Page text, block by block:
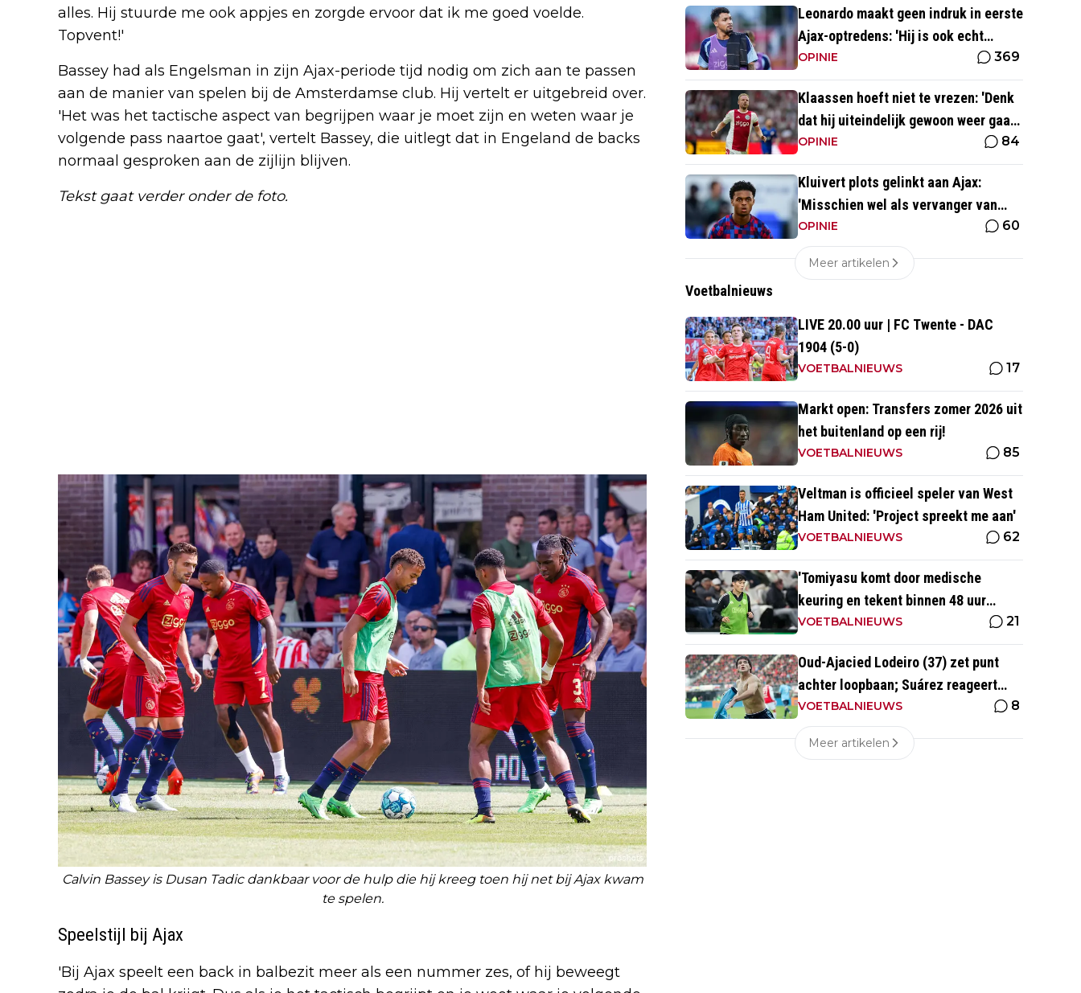
alles. Hij stuurde me ook appjes en zorgde ervoor dat ik me goed voelde.
Topvent!'
Bassey had als Engelsman in zijn Ajax-periode tijd nodig om zich aan te passen
aan de manier van spelen bij de Amsterdamse club. Hij vertelt er uitgebreid over.
'Het was het tactische aspect van begrijpen waar je moet zijn en weten waar je
volgende pass naartoe gaat', vertelt Bassey, die uitlegt dat in Engeland de backs
normaal gesproken aan de zijlijn blijven.
Tekst gaat verder onder de foto.
Calvin Bassey is Dusan Tadic dankbaar voor de hulp die hij kreeg toen hij net bij Ajax kwam
te spelen.
Speelstijl bij Ajax
'Bij Ajax speelt een back in balbezit meer als een nummer zes, of hij beweegt
Leonardo maakt geen indruk in eerste
Ajax-optredens: 'Hij is ook echt
langzaam'
OPINIE 369
Klaassen hoeft niet te vrezen: 'Denk
dat hij uiteindelijk gewoon weer gaat
spelen'
OPINIE 84
Kluivert plots gelinkt aan Ajax:
'Misschien wel als vervanger van
Mika Godts'
OPINIE 60
Meer artikelen
Voetbalnieuws
LIVE 20.00 uur | FC Twente - DAC
1904 (5-0)
VOETBALNIEUWS 17
Markt open: Transfers zomer 2026 uit
het buitenland op een rij!
VOETBALNIEUWS 85
Veltman is officieel speler van West
Ham United: 'Project spreekt me aan'
VOETBALNIEUWS 62
'Tomiyasu komt door medische
keuring en tekent binnen 48 uur
contract bij nieuwe club'
VOETBALNIEUWS 21
Oud-Ajacied Lodeiro (37) zet punt
achter loopbaan; Suárez reageert
emotioneel
VOETBALNIEUWS 8
Meer artikelen